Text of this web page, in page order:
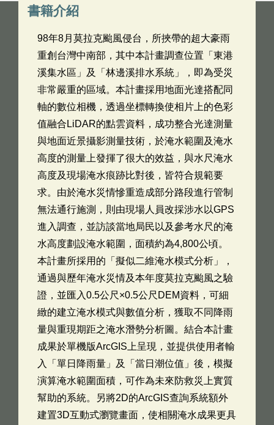
書籍介紹
98年8月莫拉克颱風侵台，所挾帶的超大豪雨
重創台灣中南部，其中本計畫調查位置「東港
溪集水區」及「林邊溪排水系統」，即為受災
非常嚴重的區域。本計畫採用地面光達搭配同
軸的數位相機，透過坐標轉換使相片上的色彩
值融合LiDAR的點雲資料，成功整合光達測量
與地面近景攝影測量技術，於淹水範圍及淹水
高度的測量上發揮了很大的效益，與水尺淹水
高度及現場淹水痕跡比對後，皆符合規範要
求。由於淹水災情慘重造成部分路段進行管制
無法通行施測，則由現場人員改採涉水以GPS
進入調查，並訪談當地局民以及參考水尺的淹
水高度劃設淹水範圍，面積約為4,800公頃。
本計畫所採用的「擬似二維淹水模式分析」，
通過與歷年淹水災情及本年度莫拉克颱風之驗
證，並匯入0.5公尺×0.5公尺DEM資料，可細
緻的建立淹水模式與數值分析，獲取不同降雨
量與重現期距之淹水潛勢分析圖。結合本計畫
成果於單機版ArcGIS上呈現，並提供使用者輸
入「單日降雨量」及「當日潮位值」後，模擬
演算淹水範圍面積，可作為未來防救災上實質
幫助的系統。另將2D的ArcGIS查詢系統額外
建置3D互動式瀏覽畫面，使相關淹水成果更具